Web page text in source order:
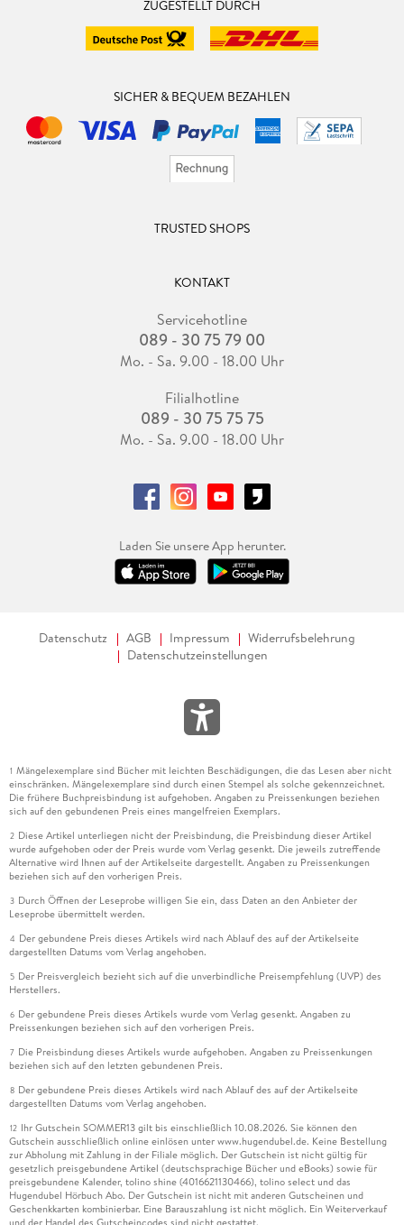
ZUGESTELLT DURCH
SICHER & BEQUEM BEZAHLEN
TRUSTED SHOPS
KONTAKT
Servicehotline
089 - 30 75 79 00
Mo. - Sa. 9.00 - 18.00 Uhr
Filialhotline
089 - 30 75 75 75
Mo. - Sa. 9.00 - 18.00 Uhr
Laden Sie unsere App herunter.
Datenschutz AGB Impressum
Widerrufsbelehrung
Datenschutzeinstellungen
1 Mängelexemplare sind Bücher mit leichten Beschädigungen, die das Lesen aber nicht
einschränken. Mängelexemplare sind durch einen Stempel als solche gekennzeichnet.
Die frühere Buchpreisbindung ist aufgehoben. Angaben zu Preissenkungen beziehen
sich auf den gebundenen Preis eines mangelfreien Exemplars.
2 Diese Artikel unterliegen nicht der Preisbindung, die Preisbindung dieser Artikel
wurde aufgehoben oder der Preis wurde vom Verlag gesenkt. Die jeweils zutreffende
Alternative wird Ihnen auf der Artikelseite dargestellt. Angaben zu Preissenkungen
beziehen sich auf den vorherigen Preis.
3 Durch Öffnen der Leseprobe willigen Sie ein, dass Daten an den Anbieter der
Leseprobe übermittelt werden.
4 Der gebundene Preis dieses Artikels wird nach Ablauf des auf der Artikelseite
dargestellten Datums vom Verlag angehoben.
5 Der Preisvergleich bezieht sich auf die unverbindliche Preisempfehlung (UVP) des
Herstellers.
6 Der gebundene Preis dieses Artikels wurde vom Verlag gesenkt. Angaben zu
Preissenkungen beziehen sich auf den vorherigen Preis.
7 Die Preisbindung dieses Artikels wurde aufgehoben. Angaben zu Preissenkungen
beziehen sich auf den letzten gebundenen Preis.
8 Der gebundene Preis dieses Artikels wird nach Ablauf des auf der Artikelseite
dargestellten Datums vom Verlag angehoben.
12 Ihr Gutschein SOMMER13 gilt bis einschließlich 10.08.2026. Sie können den
Gutschein ausschließlich online einlösen unter www.hugendubel.de. Keine Bestellung
zur Abholung mit Zahlung in der Filiale möglich. Der Gutschein ist nicht gültig für
gesetzlich preisgebundene Artikel (deutschsprachige Bücher und eBooks) sowie für
preisgebundene Kalender, tolino shine (4016621130466), tolino select und das
Hugendubel Hörbuch Abo. Der Gutschein ist nicht mit anderen Gutscheinen und
Geschenkkarten kombinierbar. Eine Barauszahlung ist nicht möglich. Ein Weiterverkauf